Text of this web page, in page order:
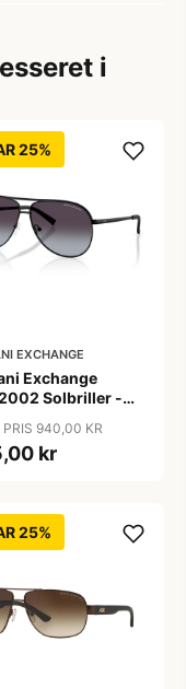
i
25%
EXCHANGE
Exchange
Solbriller -
PRIS 940,00 KR
kr
25%